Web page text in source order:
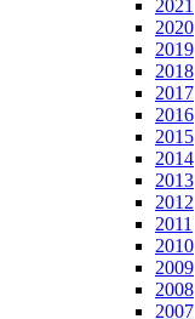
2021
2020
2019
2018
2017
2016
2015
2014
2013
2012
2011
2010
2009
2008
2007